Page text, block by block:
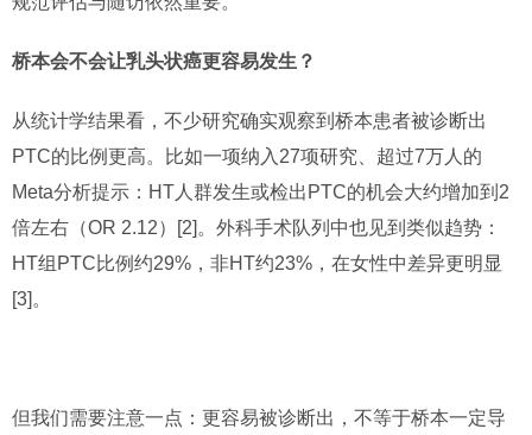
桥本会不会让乳头状癌更容易发生？
从统计学结果看，不少研究确实观察到桥本患者被诊断出
PTC的比例更高。比如一项纳入27项研究、超过7万人的
Meta分析提示：HT人群发生或检出PTC的机会大约增加到2
倍左右（OR 2.12）[2]。外科手术队列中也见到类似趋势：
HT组PTC比例约29%，非HT约23%，在女性中差异更明显
[3]。
但我们需要注意一点：更容易被诊断出，不等于桥本一定导